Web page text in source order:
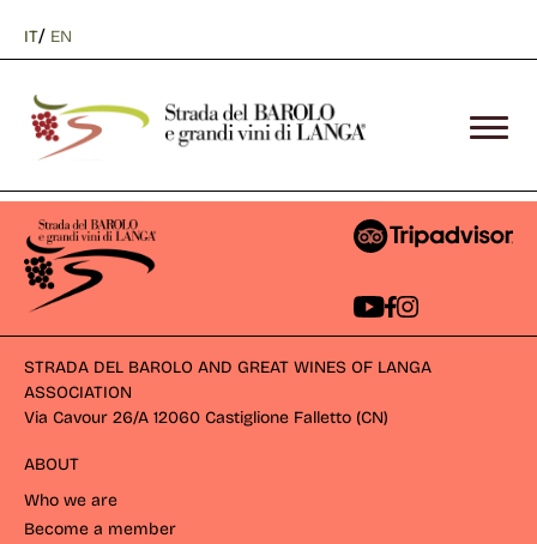
IT/ EN
STRADA DEL BAROLO AND GREAT WINES OF LANGA
ASSOCIATION
Via Cavour 26/A 12060 Castiglione Falletto (CN)
ABOUT
Who we are
Become a member